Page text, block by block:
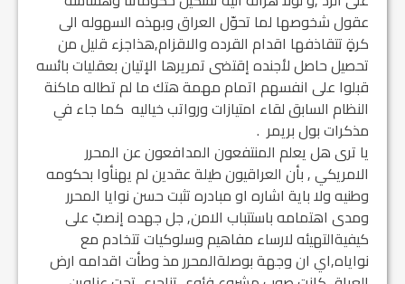
عقول شخوصها لما تحوّل العراق وبهذه السهوله الى
كرةٍ تتقاذفها اقدام القرده والاقزام,هذاجزء قليل من
تحصيل حاصل لأجنده إقتضى تمريرها الإتيان بعقليات بائسه
قبلوا على انفسهم اتمام مهمة هتك ما لم تطاله ماكنة
النظام السابق لقاء امتيازات ورواتب خياليه كما جاء في
مذكرات بول بريمر .
يا ترى هل يعلم المنتفعون المدافعون عن المحرر
الامريكي , بأن العراقيون طيلة عقدين لم يهنأوا بحكومه
وطنيه ولا باية اشاره او مبادره تثبت حسن نوايا المحرر
ومدى اهتمامه باستتباب الامن, جل جهده إنصبّ على
كيفيةالتهيئه لارساء مفاهيم وسلوكيات تتخادم مع
نواياه,اي ان وجهة بوصلةالمحرر مذ وطأت اقدامه ارض